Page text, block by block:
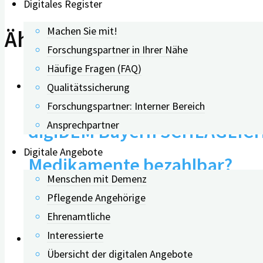
Digitales Register
Machen Sie mit!
Forschungspartner in Ihrer Nähe
Häufige Fragen (FAQ)
Qualitätssicherung
Forschungspartner: Interner Bereich
Ansprechpartner
Digitale Angebote
Menschen mit Demenz
Pflegende Angehörige
Ehrenamtliche
Interessierte
Übersicht der digitalen Angebote
Ähnliche Beiträge
0
digiDEM Bayern
Medikamente bezahlbar?
30.10.2024